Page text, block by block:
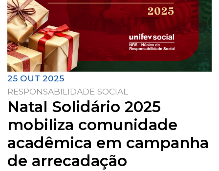
25 OUT 2025
RESPONSABILIDADE SOCIAL
Natal Solidário 2025
mobiliza comunidade
acadêmica em campanha
de arrecadação